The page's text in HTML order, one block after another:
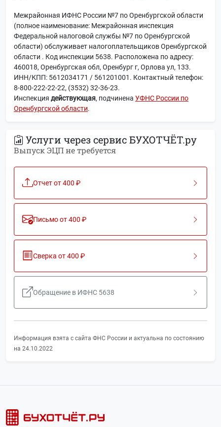
Межрайонная ИФНС России №7 по Оренбургской области
(полное наименование: Межрайонная инспекция
Федеральной налоговой службы №7 по Оренбургской
области) обслуживает налогоплательщиков Оренбургской
области . Код инспекции 5638. Расположена по адресу:
460018, Оренбургская обл, Оренбург г, Орлова ул, 133.
ИНН/КПП: 5612034171 / 561201001. Контактный телефон:
8-800-222-22-22, (3532) 32-36-23.
Инспекция действующая, подчинена УФНС России по
Оренбургской области.
Услуги через сервис БУХОТЧЁТ.ру
Выпуск ЭЦП не требуется
Отчет от 400 ₽
Письмо от 400 ₽
Сверка от 400 ₽
Обращение в ИФНС 5638
Информация взята с сайта ФНС России и актуальна по состоянию
на 24.10.2022